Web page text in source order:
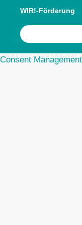
WIR!-Förderung
Consent